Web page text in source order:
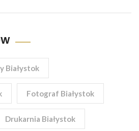
Białystok
Fotograf Białystok
Drukarnia Białystok